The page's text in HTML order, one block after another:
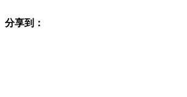
分享到：